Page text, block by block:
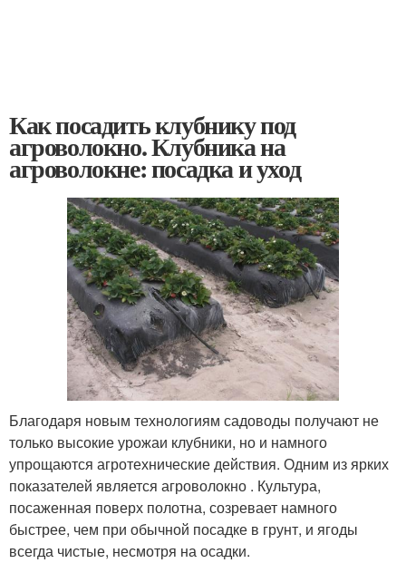
Как посадить клубнику под
агроволокно. Клубника на
агроволокне: посадка и уход
Благодаря новым технологиям садоводы получают не
только высокие урожаи клубники, но и намного
упрощаются агротехнические действия. Одним из ярких
показателей является агроволокно . Культура,
посаженная поверх полотна, созревает намного
быстрее, чем при обычной посадке в грунт, и ягоды
всегда чистые, несмотря на осадки.